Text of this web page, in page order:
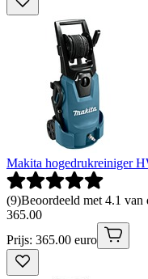
Makita hogedrukreiniger
(9)Beoordeeld met 4.1 van
365.00
Prijs: 365.00 euro